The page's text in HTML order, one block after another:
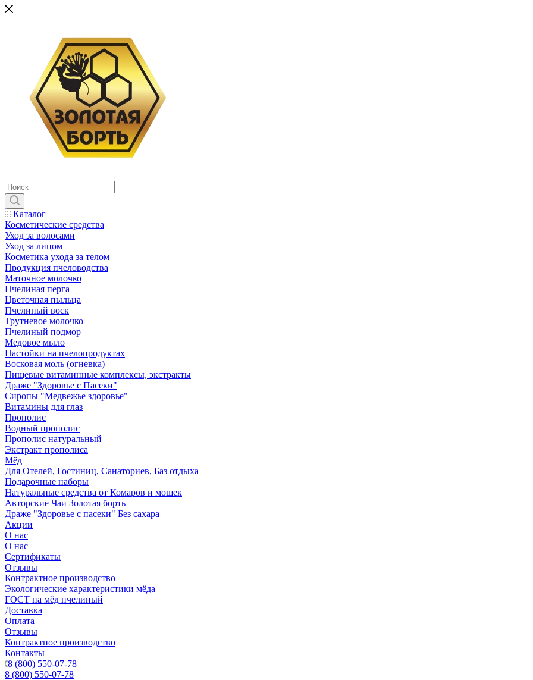
Каталог
Косметические средства
Уход за волосами
Уход за лицом
Косметика ухода за телом
Продукция пчеловодства
Маточное молочко
Пчелиная перга
Цветочная пыльца
Пчелиный воск
Трутневое молочко
Пчелиный подмор
Медовое мыло
Настойки на пчелопродуктах
Восковая моль (огневка)
Пищевые витаминные комплексы, экстракты
Драже "Здоровье с Пасеки"
Сиропы "Медвежье здоровье"
Витамины для глаз
Прополис
Водный прополис
Прополис натуральный
Экстракт прополиса
Мёд
Для Отелей, Гостиниц, Санаториев, Баз отдыха
Подарочные наборы
Натуральные средства от Комаров и мошек
Авторские Чаи Золотая борть
Драже "Здоровье с пасеки" Без сахара
Акции
О нас
О нас
Сертификаты
Отзывы
Контрактное производство
Экологические характеристики мёда
ГОСТ на мёд пчелиный
Доставка
Оплата
Отзывы
Контрактное производство
Контакты
8 (800) 550-07-78
8 (800) 550-07-78